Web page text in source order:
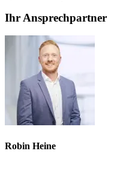
Ihr Ansprechpartner
Robin Heine